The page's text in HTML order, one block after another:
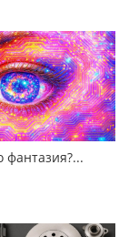
фантазия?...